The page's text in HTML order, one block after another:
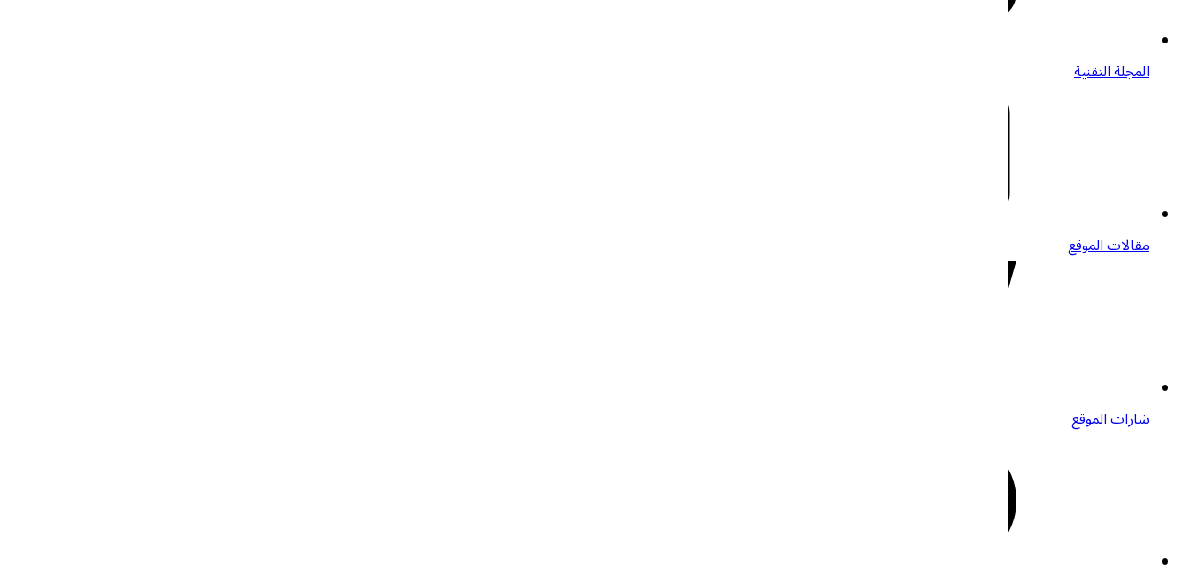
المجلة التقنية
مقالات الموقع
شارات الموقع